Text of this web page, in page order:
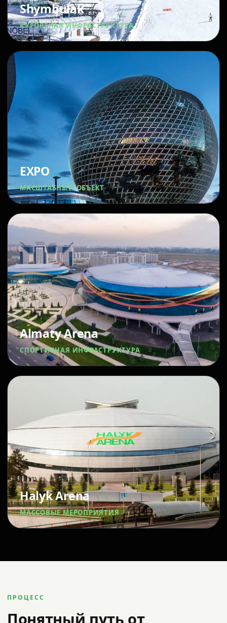
Shymbulak
КУРОРТНАЯ ИНФРАСТРУКТУРА
EXPO
МАСШТАБНЫЙ ОБЪЕКТ
Almaty Arena
СПОРТИВНАЯ ИНФРАСТРУКТУРА
Halyk Arena
МАССОВЫЕ МЕРОПРИЯТИЯ
ПРОЦЕСС
Понятный путь от